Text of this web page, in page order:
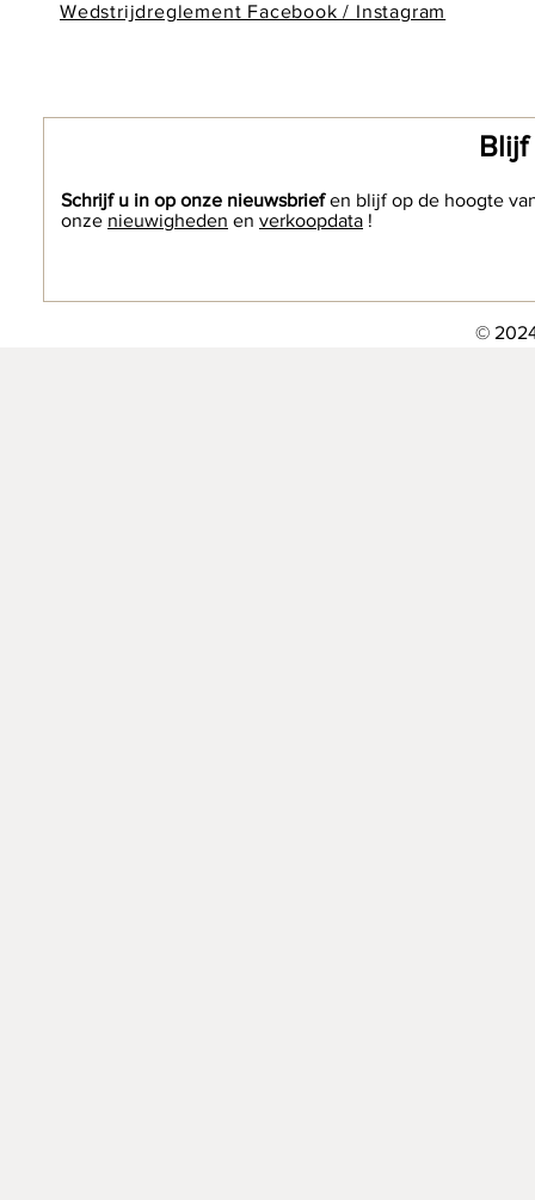
Wedstrijdreglement Facebook / Instagram
Schrijf u in op onze nieuwsbriefen blijf op de hoogte
onze nieuwigheden en verkoopdata !
© 2024 The